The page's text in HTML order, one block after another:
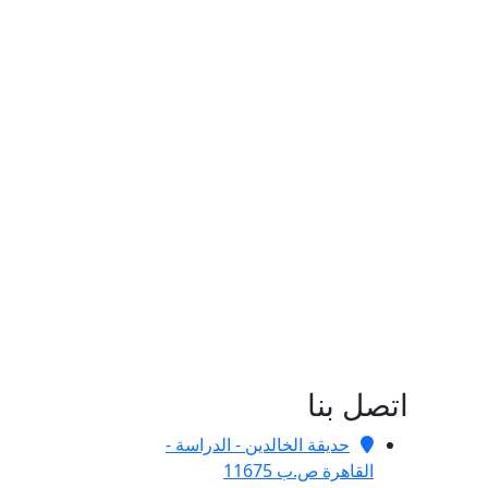
اتصل بنا
حديقة الخالدين - الدراسة -
القاهرة ص.ب 11675